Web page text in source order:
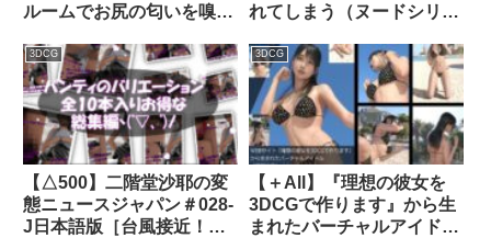
ルームでお尻の匂いを嗅が
トの中）を何者かに盗撮さ
れる（PV05:ピンクヒョウ
柄パンティ）｜d_336499│
Libido-Labo
れてしまう（ヌードシリー
｜d_282898│ Libido-Labo
3DCG
【△500】二階堂沙耶の変
態ニュースジャパン＃028-
J日本語版［台風接近！エ
3DCG
【＋All】『理想の彼女を
3DCGで作ります』から生
まれたバーチャルアイドル